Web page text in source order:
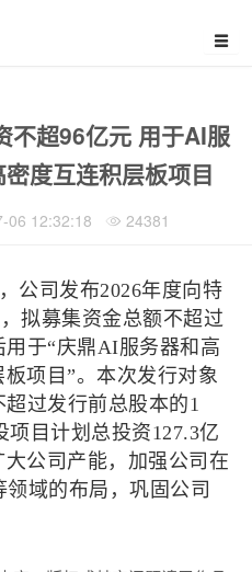
不超96亿元 用于AI服
度互连积层板项目
06 12:32:18 24381
公司发布2026年度向特
拟募集资金总额不超过
于“庆鼎AI服务器和高
项目”。本次发行对象
过发行前总股本的1
项目计划总投资127.3亿
公司产能，加强公司在
域的布局，巩固公司